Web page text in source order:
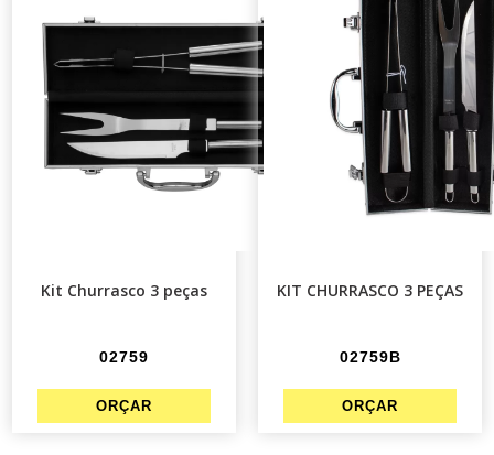
Kit Churrasco 3 peças
02759
KIT CHURRASCO 3 PEÇAS
02759B